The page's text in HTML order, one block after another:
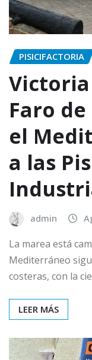
PISICIFACTORIA
Victoria
Faro
el
a las
admin
La marea está
Mediterráneo
costeras, con la
LEER MÁS